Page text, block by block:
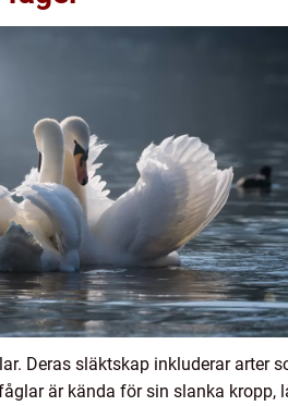
Deras släktskap inkluderar arter
är kända för sin slanka